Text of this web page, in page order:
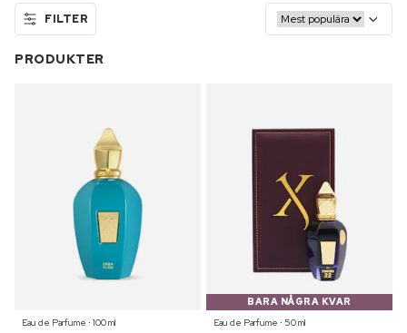
FILTER
PRODUKTER
Eau de Parfume ⋅ 100 ml
BARA NÅGRA KVAR
Eau de Parfume ⋅ 50 ml